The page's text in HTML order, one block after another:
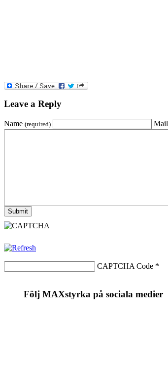
Leave a Reply
Name (required) Mail
CAPTCHA Code *
Följ MAXstyrka på sociala medier